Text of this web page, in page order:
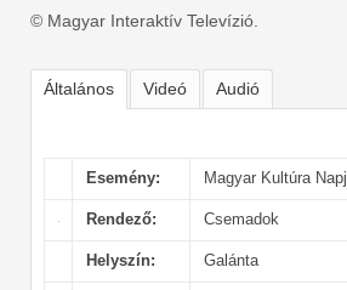
© Magyar Interaktív Televízió.
Általános Videó Audió
Esemény: Magyar Kultúra
Rendező: Csemadok
Helyszín: Galánta